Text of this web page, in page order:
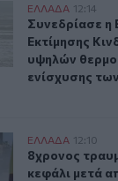
ΕΛΛAΔΑ 12:14
Συνεδρίασε
Συνεδρίασε η
Εκτίμησης
υψηλών
ενίσχυσης
στο
ΕΛΛAΔΑ 12:10
8χρονος
8χρονος
κεφάλι μετά